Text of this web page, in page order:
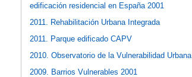
edificación residencial en España 2001
2011. Rehabilitación Urbana Integrada
2011. Parque edificado CAPV
2010. Observatorio de la Vulnerabilidad Urbana
2009. Barrios Vulnerables 2001